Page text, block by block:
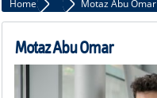
KLINIK
ZUWEISER
Home Assistenzärzt:innen
Motaz Abu Omar
Motaz Abu Omar